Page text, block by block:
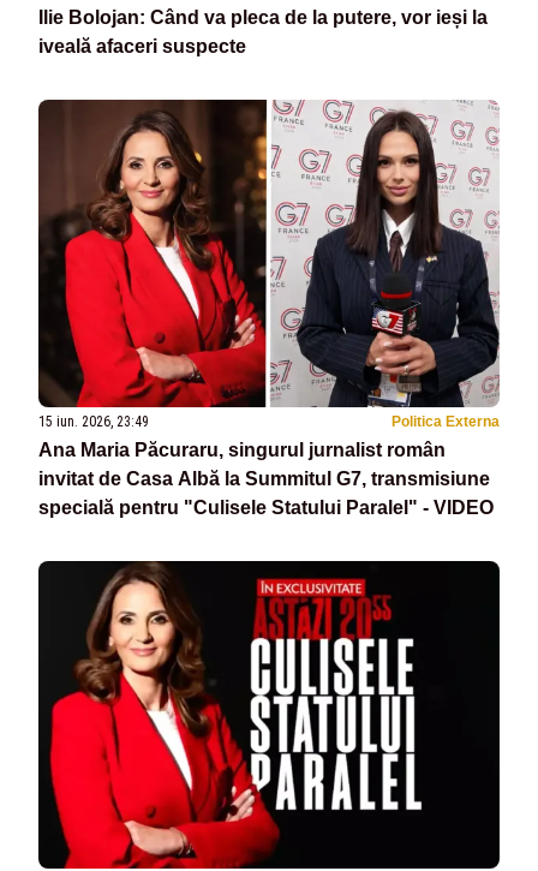
Ilie Bolojan: Când va pleca de la putere, vor ieși la
iveală afaceri suspecte
15 iun. 2026, 23:49 Politica Externa
Ana Maria Păcuraru, singurul jurnalist român
invitat de Casa Albă la Summitul G7, transmisiune
specială pentru "Culisele Statului Paralel" - VIDEO